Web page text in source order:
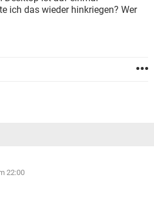
INSTAGRAM
ich das wieder hinkriegen? Wer
22:00